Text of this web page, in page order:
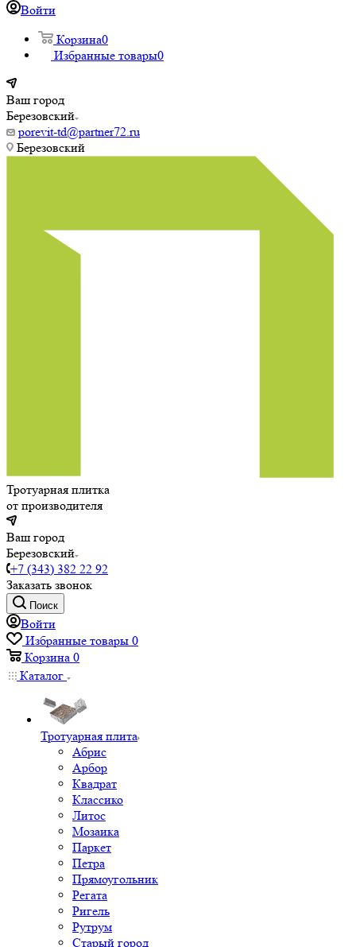
Войти
Корзина0
Избранные товары0
Ваш город
Березовский
porevit-td@partner72.ru
Березовский
Тротуарная плитка
от производителя
Ваш город
Березовский
+7 (343) 382 22 92
Заказать звонок
Поиск
Войти
Избранные товары 0
Корзина 0
Каталог
Тротуарная плита
Абрис
Арбор
Квадрат
Классико
Литос
Мозаика
Паркет
Петра
Прямоугольник
Регата
Ригель
Рутрум
Старый город